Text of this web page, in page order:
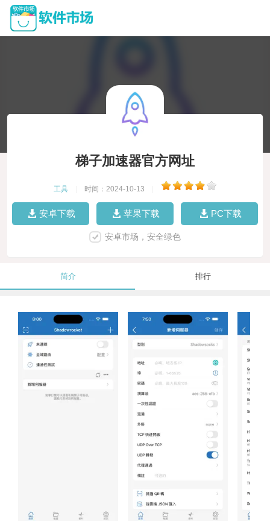
梯子加速器官方网址
工具 时间：2024-10-13
安卓下载 苹果下载 PC下载
安卓市场，安全绿色
简介 排行